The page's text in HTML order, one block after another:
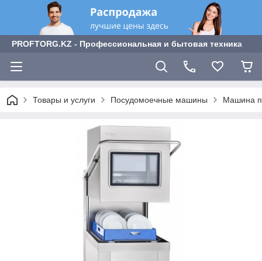
PROFTORG.KZ - Профессиональная и бытовая техника
Товары и услуги Посудомоечные машины Машина